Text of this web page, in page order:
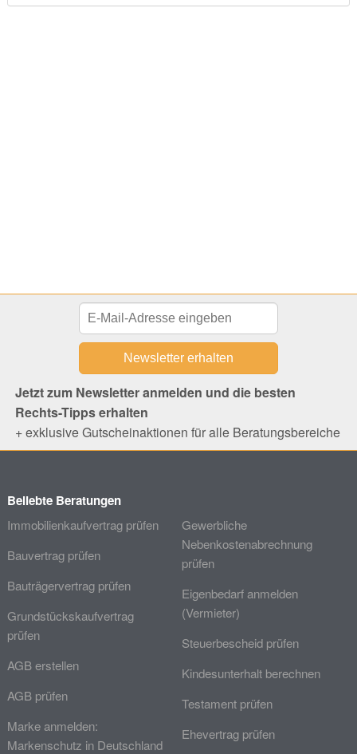
Jetzt zum Newsletter anmelden und die besten
Rechts-Tipps erhalten
+ exklusive Gutscheinaktionen für alle Beratungsbereiche
Beliebte Beratungen
Immobilienkaufvertrag prüfen
Bauvertrag prüfen
Bauträgervertrag prüfen
Grundstückskaufvertrag
prüfen
AGB erstellen
AGB prüfen
Marke anmelden:
Markenschutz in Deutschland
Gewerbliche
Nebenkostenabrechnung
prüfen
Eigenbedarf anmelden
(Vermieter)
Steuerbescheid prüfen
Kindesunterhalt berechnen
Testament prüfen
Ehevertrag prüfen